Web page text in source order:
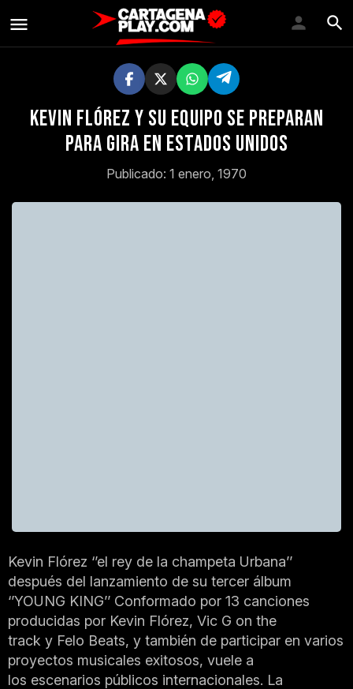
Kevin Flórez y su equipo se preparan
para gira en Estados Unidos
Publicado: 1 enero, 1970
Kevin Flórez ‘’el rey de la champeta Urbana’’
después del lanzamiento de su tercer álbum
‘’YOUNG KING’’ Conformado por 13 canciones
producidas por Kevin Flórez, Vic G on the
track y Felo Beats, y también de participar en varios
proyectos musicales exitosos, vuele a
los escenarios públicos internacionales. La